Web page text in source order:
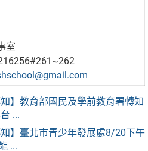
室
知】教育部國民及學前教育署轉知
...
知】臺北市青少年發展處8/20下午
...